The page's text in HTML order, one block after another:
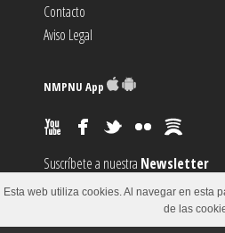
Contacto
Aviso Legal
NMPNU App
Suscríbete a nuestra Newsletter
Suscríbete al canalRSS
Esta web utiliza cookies. Al navegar en esta
de las